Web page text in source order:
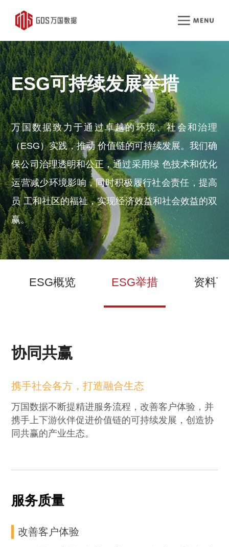
ESG可持续发展举措
万国数据致力于通过卓越的环境、社会和治理
（ESG）实践，推动 价值链的可持续发展。我们确
保公司治理透明和公正，通过采用绿 色技术和优化
运营减少环境影响，同时积极履行社会责任，提高
员 工和社区的福祉，实现经济效益和社会效益的双
赢。
ESG概览 ESG举措 资料
协同共赢
携手社会各方，打造融合生态
万国数据不断提精进服务流程，改善客户体验，并
携手上下游伙伴促进价值链的可持续发展，创造协
同共赢的产业生态。
服务质量
改善客户体验